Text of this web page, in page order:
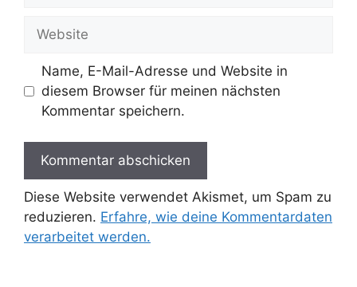
Website
Name, E-Mail-Adresse und Website in
diesem Browser für meinen nächsten
Kommentar speichern.
Diese Website verwendet Akismet, um Spam zu
reduzieren. Erfahre, wie deine Kommentardaten
verarbeitet werden.